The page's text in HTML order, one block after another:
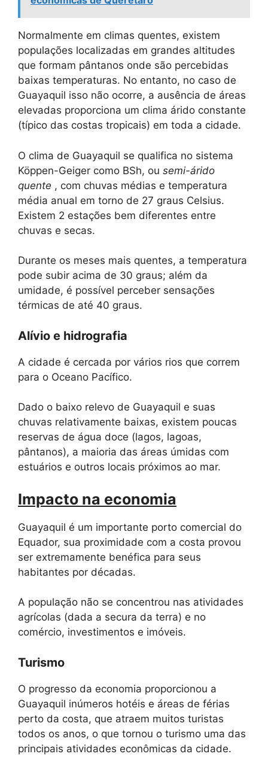
Normalmente em climas quentes, existem
populações localizadas em grandes altitudes
que formam pântanos onde são percebidas
baixas temperaturas. No entanto, no caso de
Guayaquil isso não ocorre, a ausência de áreas
elevadas proporciona um clima árido constante
(típico das costas tropicais) em toda a cidade.
O clima de Guayaquil se qualifica no sistema
Köppen-Geiger como BSh, ou semi-árido
quente , com chuvas médias e temperatura
média anual em torno de 27 graus Celsius.
Existem 2 estações bem diferentes entre
chuvas e secas.
Durante os meses mais quentes, a temperatura
pode subir acima de 30 graus; além da
umidade, é possível perceber sensações
térmicas de até 40 graus.
Alívio e hidrografia
A cidade é cercada por vários rios que correm
para o Oceano Pacífico.
Dado o baixo relevo de Guayaquil e suas
chuvas relativamente baixas, existem poucas
reservas de água doce (lagos, lagoas,
pântanos), a maioria das áreas úmidas com
estuários e outros locais próximos ao mar.
Impacto na economia
Guayaquil é um importante porto comercial do
Equador, sua proximidade com a costa provou
ser extremamente benéfica para seus
habitantes por décadas.
A população não se concentrou nas atividades
agrícolas (dada a secura da terra) e no
comércio, investimentos e imóveis.
Turismo
O progresso da economia proporcionou a
Guayaquil inúmeros hotéis e áreas de férias
perto da costa, que atraem muitos turistas
todos os anos, o que tornou o turismo uma das
principais atividades econômicas da cidade.